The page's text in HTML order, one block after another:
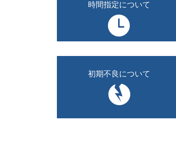
時間指定について
初期不良について